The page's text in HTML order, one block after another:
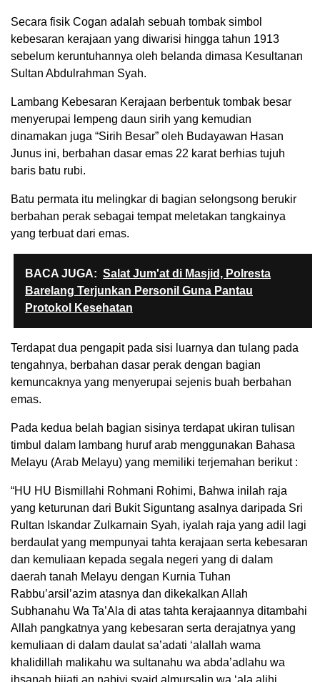
Secara fisik Cogan adalah sebuah tombak simbol
kebesaran kerajaan yang diwarisi hingga tahun 1913
sebelum keruntuhannya oleh belanda dimasa Kesultanan
Sultan Abdulrahman Syah.
Lambang Kebesaran Kerajaan berbentuk tombak besar
menyerupai lempeng daun sirih yang kemudian
dinamakan juga “Sirih Besar” oleh Budayawan Hasan
Junus ini, berbahan dasar emas 22 karat berhias tujuh
baris batu rubi.
Batu permata itu melingkar di bagian selongsong berukir
berbahan perak sebagai tempat meletakan tangkainya
yang terbuat dari emas.
BACA JUGA: Salat Jum'at di Masjid, Polresta
Barelang Terjunkan Personil Guna Pantau
Protokol Kesehatan
Terdapat dua pengapit pada sisi luarnya dan tulang pada
tengahnya, berbahan dasar perak dengan bagian
kemuncaknya yang menyerupai sejenis buah berbahan
emas.
Pada kedua belah bagian sisinya terdapat ukiran tulisan
timbul dalam lambang huruf arab menggunakan Bahasa
Melayu (Arab Melayu) yang memiliki terjemahan berikut :
“HU HU Bismillahi Rohmani Rohimi, Bahwa inilah raja
yang keturunan dari Bukit Siguntang asalnya daripada Sri
Rultan Iskandar Zulkarnain Syah, iyalah raja yang adil lagi
berdaulat yang mempunyai tahta kerajaan serta kebesaran
dan kemuliaan kepada segala negeri yang di dalam
daerah tanah Melayu dengan Kurnia Tuhan
Rabbu’arsil’azim atasnya dan dikekalkan Allah
Subhanahu Wa Ta’Ala di atas tahta kerajaannya ditambahi
Allah pangkatnya yang kebesaran serta derajatnya yang
kemuliaan di dalam daulat sa’adati ‘alallah wama
khalidillah malikahu wa sultanahu wa abda’adlahu wa
ihsanah bijati an nabiyi syaid almursalin wa ‘ala alihi